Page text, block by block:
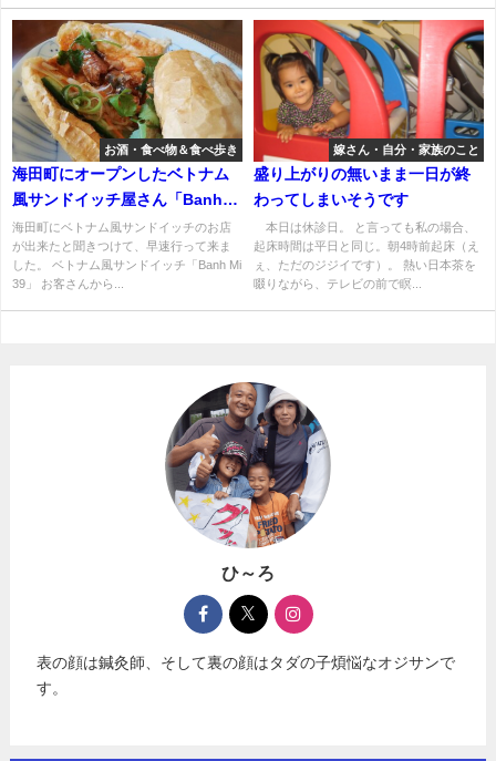
お酒・食べ物＆食べ歩き
海田町にオープンしたベトナム
風サンドイッチ屋さん「Banh
Mi 39」
海田町にベトナム風サンドイッチのお店
が出来たと聞きつけて、早速行って来ま
した。 ベトナム風サンドイッチ「Banh Mi
39」 お客さんから...
嫁さん・自分・家族のこと
盛り上がりの無いまま一日が終
わってしまいそうです
本日は休診日。 と言っても私の場合、
起床時間は平日と同じ。朝4時前起床（え
ぇ、ただのジジイです）。 熱い日本茶を
啜りながら、テレビの前で瞑...
ひ～ろ
表の顔は鍼灸師、そして裏の顔はタダの子煩悩なオジサンで
す。